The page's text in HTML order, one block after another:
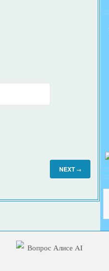
NEXT →
Вопрос Алисе AI